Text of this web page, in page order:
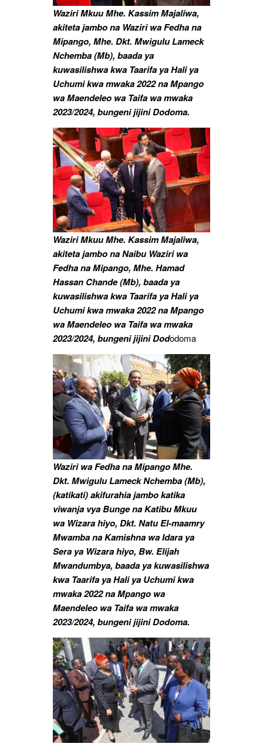
Waziri Mkuu Mhe. Kassim Majaliwa,
akiteta jambo na Waziri wa Fedha na
Mipango, Mhe. Dkt. Mwigulu Lameck
Nchemba (Mb), baada ya
kuwasilishwa kwa Taarifa ya Hali ya
Uchumi kwa mwaka 2022 na Mpango
wa Maendeleo wa Taifa wa mwaka
2023/2024, bungeni jijini Dodoma.
Waziri Mkuu Mhe. Kassim Majaliwa,
akiteta jambo na Naibu Waziri wa
Fedha na Mipango, Mhe. Hamad
Hassan Chande (Mb), baada ya
kuwasilishwa kwa Taarifa ya Hali ya
Uchumi kwa mwaka 2022 na Mpango
wa Maendeleo wa Taifa wa mwaka
2023/2024, bungeni jijini Dododoma
Waziri wa Fedha na Mipango Mhe.
Dkt. Mwigulu Lameck Nchemba (Mb),
(katikati) akifurahia jambo katika
viwanja vya Bunge na Katibu Mkuu
wa Wizara hiyo, Dkt. Natu El-maamry
Mwamba na Kamishna wa Idara ya
Sera ya Wizara hiyo, Bw. Elijah
Mwandumbya, baada ya kuwasilishwa
kwa Taarifa ya Hali ya Uchumi kwa
mwaka 2022 na Mpango wa
Maendeleo wa Taifa wa mwaka
2023/2024, bungeni jijini Dodoma.